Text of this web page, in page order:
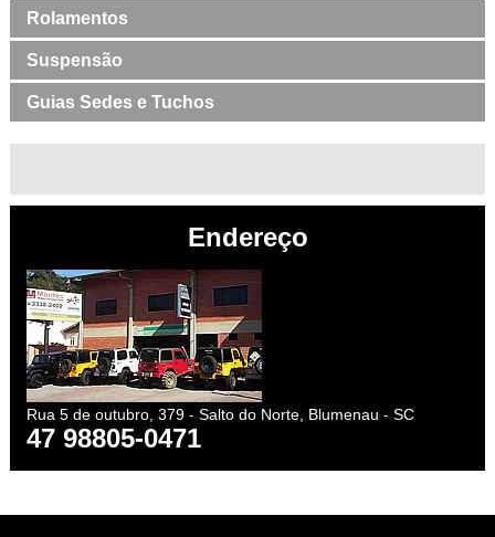
Rolamentos
Suspensão
Guias Sedes e Tuchos
Endereço
Rua 5 de outubro, 379 - Salto do Norte, Blumenau - SC
47 98805-0471